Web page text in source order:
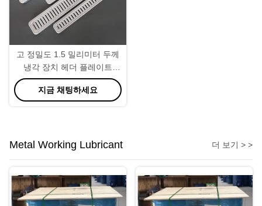
고 정밀도 1.5 밀리미터 두께
냉각 장치 헤더 플레이트
3004
지금 채팅하세요
Metal Working Lubricant 더 보기 > >